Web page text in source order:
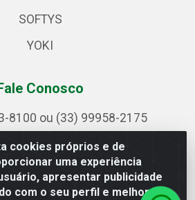
cookies próprios e de
uma experiência
apresentar publicidade
com o seu perfil e melhorar a
SOFTYS
YOKI
Conosco
8100 ou (33) 99958-2175
nossas publicações